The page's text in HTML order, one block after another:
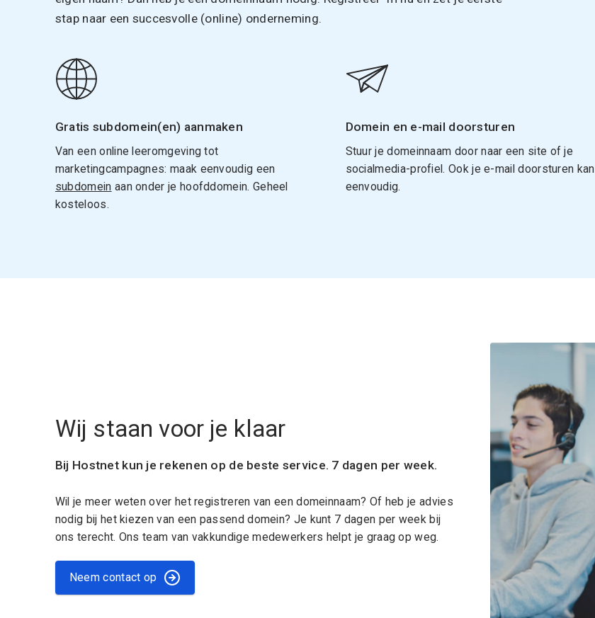
stap naar een succesvolle (online) onderneming.
Gratis subdomein(en) aanmaken
Van een online leeromgeving tot
marketingcampagnes: maak eenvoudig een
subdomein aan onder je hoofddomein. Geheel
kosteloos.
Domein en e-mail doorsturen
Stuur je domeinnaam door naar een site of je
socialmedia-profiel. Ook je e-mail doorsturen kan
eenvoudig.
Wij staan voor je klaar
Bij Hostnet kun je rekenen op de beste service. 7 dagen per week.
Wil je meer weten over het registreren van een domeinnaam? Of heb je advies
nodig bij het kiezen van een passend domein? Je kunt 7 dagen per week bij
ons terecht. Ons team van vakkundige medewerkers helpt je graag op weg.
Neem contact op